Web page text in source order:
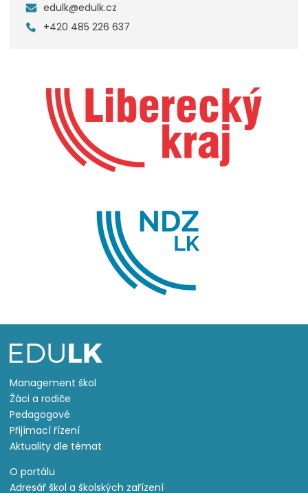
edulk@edulk.cz
+420 485 226 637
Management škol
Žáci a rodiče
Pedagogové
Přijímací řízení
Aktuality dle témat
O portálu
Adresář škol a školských zařízení